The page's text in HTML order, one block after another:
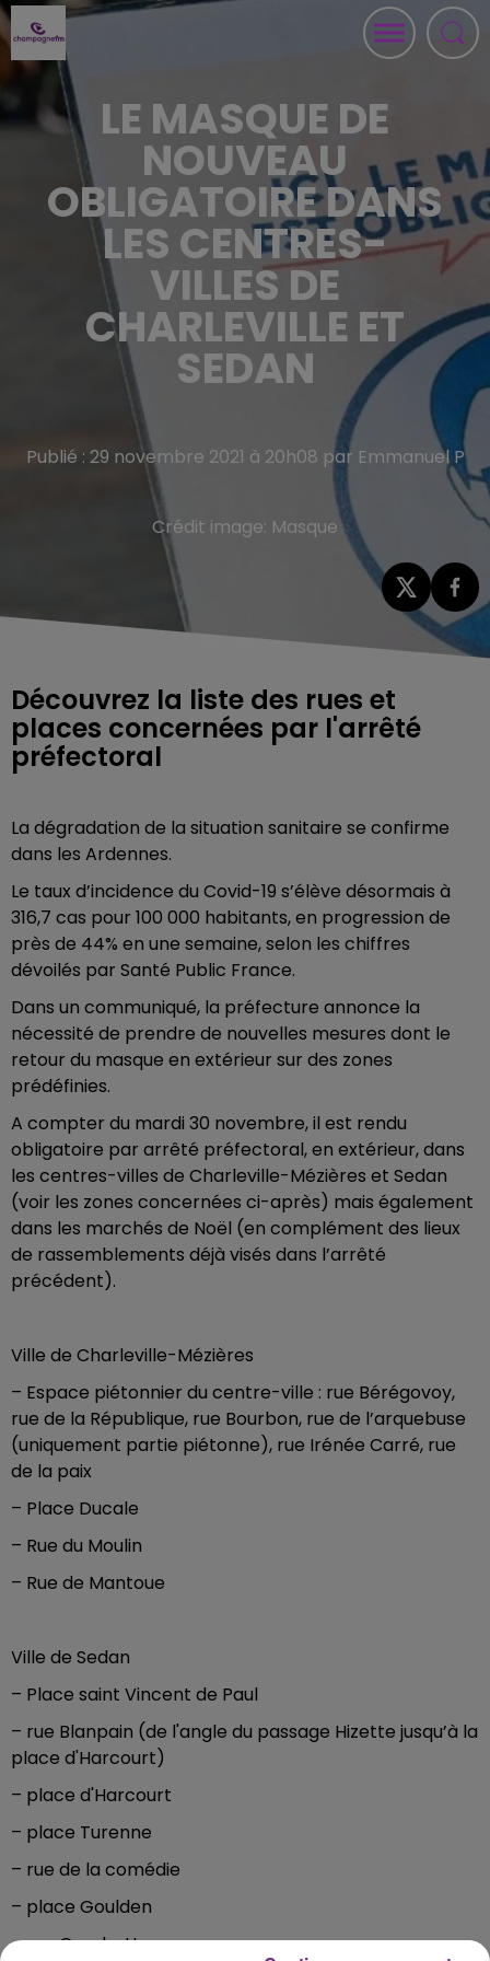
LE MASQUE DE
NOUVEAU
OBLIGATOIRE DANS
LES CENTRES-
VILLES DE
CHARLEVILLE ET
SEDAN
Publié : 29 novembre 2021 à 20h08 par Emmanuel P
Crédit image: Masque
Découvrez la liste des rues et
places concernées par l'arrêté
préfectoral
La dégradation de la situation sanitaire se confirme
dans les Ardennes.
Le taux d’incidence du Covid-19 s’élève désormais à
316,7 cas pour 100 000 habitants, en progression de
près de 44% en une semaine, selon les chiffres
dévoilés par Santé Public France.
Dans un communiqué, la préfecture annonce la
nécessité de prendre de nouvelles mesures dont le
retour du masque en extérieur sur des zones
prédéfinies.
A compter du mardi 30 novembre, il est rendu
obligatoire par arrêté préfectoral, en extérieur, dans
les centres-villes de Charleville-Mézières et Sedan
(voir les zones concernées ci-après) mais également
dans les marchés de Noël (en complément des lieux
de rassemblements déjà visés dans l’arrêté
précédent).
Ville de Charleville-Mézières
– Espace piétonnier du centre-ville : rue Bérégovoy,
rue de la République, rue Bourbon, rue de l’arquebuse
(uniquement partie piétonne), rue Irénée Carré, rue
de la paix
– Place Ducale
– Rue du Moulin
– Rue de Mantoue
Ville de Sedan
– Place saint Vincent de Paul
– rue Blanpain (de l'angle du passage Hizette jusqu’à la
place d'Harcourt)
– place d'Harcourt
– place Turenne
– rue de la comédie
– place Goulden
– rue Gambetta